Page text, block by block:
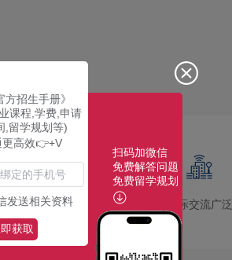
社团活动多彩 国际交流广泛
方招生手册》
课程,学费,申请
,留学规划等)
更高效👉+V
发送相关资料
获取
扫码加微信
免费解答问题
免费留学规划